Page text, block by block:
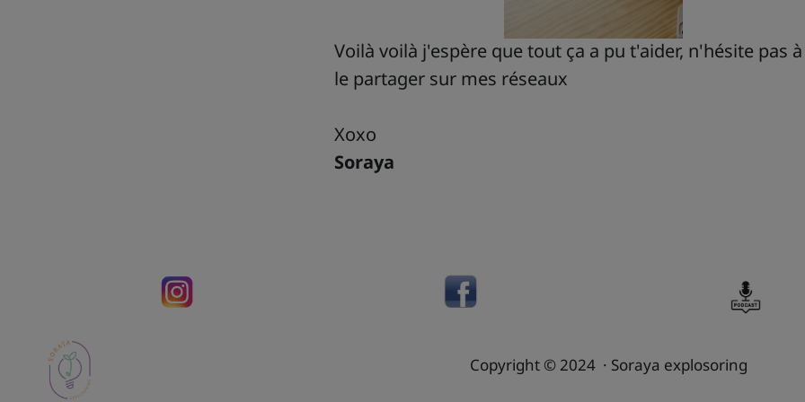
Voilà voilà j'espère que tout ça a pu t'aider, n'hésite pas
le partager sur mes réseaux
Xoxo
Soraya
Copyright © 2024 · Soraya explosoring